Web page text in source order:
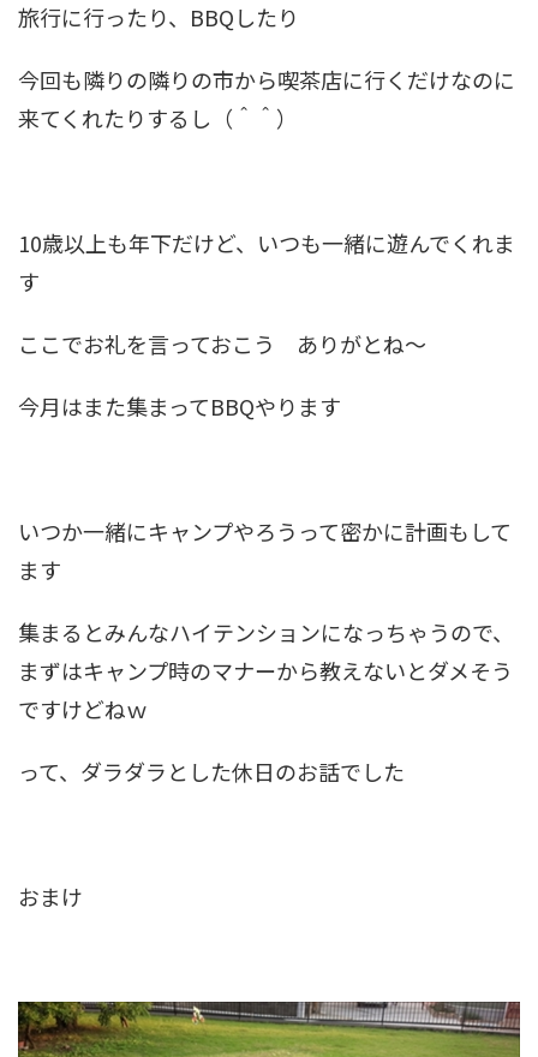
旅行に行ったり、BBQしたり
今回も隣りの隣りの市から喫茶店に行くだけなのに
来てくれたりするし（＾＾）
10歳以上も年下だけど、いつも一緒に遊んでくれま
す
ここでお礼を言っておこう ありがとね～
今月はまた集まってBBQやります
いつか一緒にキャンプやろうって密かに計画もして
ます
集まるとみんなハイテンションになっちゃうので、
まずはキャンプ時のマナーから教えないとダメそう
ですけどねｗ
って、ダラダラとした休日のお話でした
おまけ